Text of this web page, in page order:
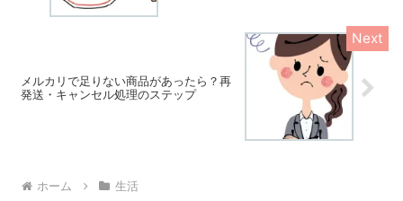
メルカリで足りない商品があったら？再
発送・キャンセル処理のステップ
ホーム 生活